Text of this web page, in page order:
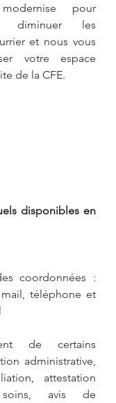
pour
diminuer les
et nous vous
votre espace
de la CFE.
disponibles en
coordonnées :
téléphone et
de certains
administrative,
attestation
avis de